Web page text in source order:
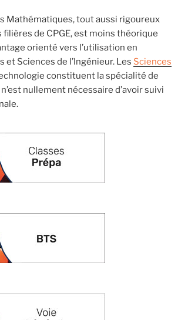
Mathématiques, tout aussi rigoureux
filières de CPGE, est moins théorique
orienté vers l’utilisation en
et Sciences de l’Ingénieur. Les Sciences
constituent la spécialité de
nullement nécessaire d’avoir suivi